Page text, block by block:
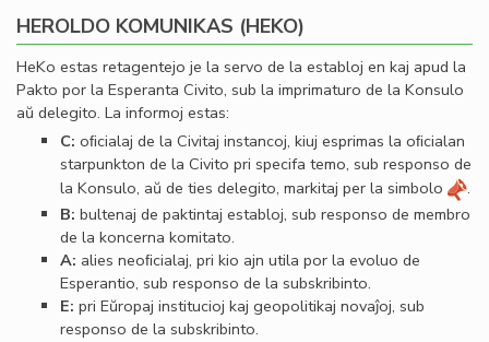
HEROLDO KOMUNIKAS (HEKO)
HeKo estas retagentejo je la servo de la establoj en kaj apud la
Pakto por la Esperanta Civito, sub la imprimaturo de la Konsulo
aŭ delegito. La informoj estas:
C: oﬁcialaj de la Civitaj instancoj, kiuj esprimas la oﬁcialan
starpunkton de la Civito pri specifa temo, sub responso de
la Konsulo, aŭ de ties delegito, markitaj per la simbolo
.
B: bultenaj de paktintaj establoj, sub responso de membro
de la koncerna komitato.
A: alies neoﬁcialaj, pri kio ajn utila por la evoluo de
Esperantio, sub responso de la subskribinto.
E: pri Eŭropaj institucioj kaj geopolitikaj novaĵoj, sub
responso de la subskribinto.